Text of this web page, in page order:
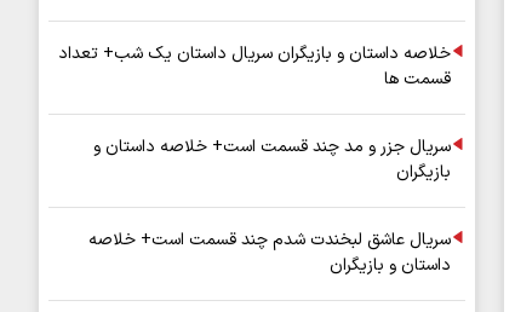
خلاصه داستان و بازیگران سریال داستان یک شب+ تعداد
قسمت ها
سریال جزر و مد چند قسمت است+ خلاصه داستان و
بازیگران
سریال عاشق لبخندت شدم چند قسمت است+ خلاصه
داستان و بازیگران